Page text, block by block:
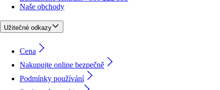
Naše obchody
Užitečné odkazy
Cena
Nakupujte online bezpečně
Podmínky používání